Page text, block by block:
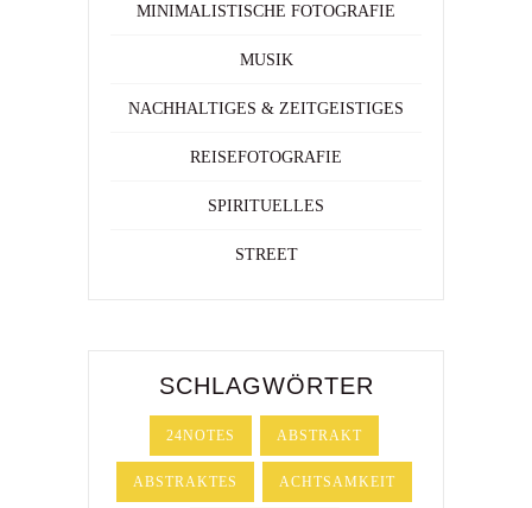
MINIMALISTISCHE FOTOGRAFIE
MUSIK
NACHHALTIGES & ZEITGEISTIGES
REISEFOTOGRAFIE
SPIRITUELLES
STREET
SCHLAGWÖRTER
24NOTES ABSTRAKT
ABSTRAKTES ACHTSAMKEIT